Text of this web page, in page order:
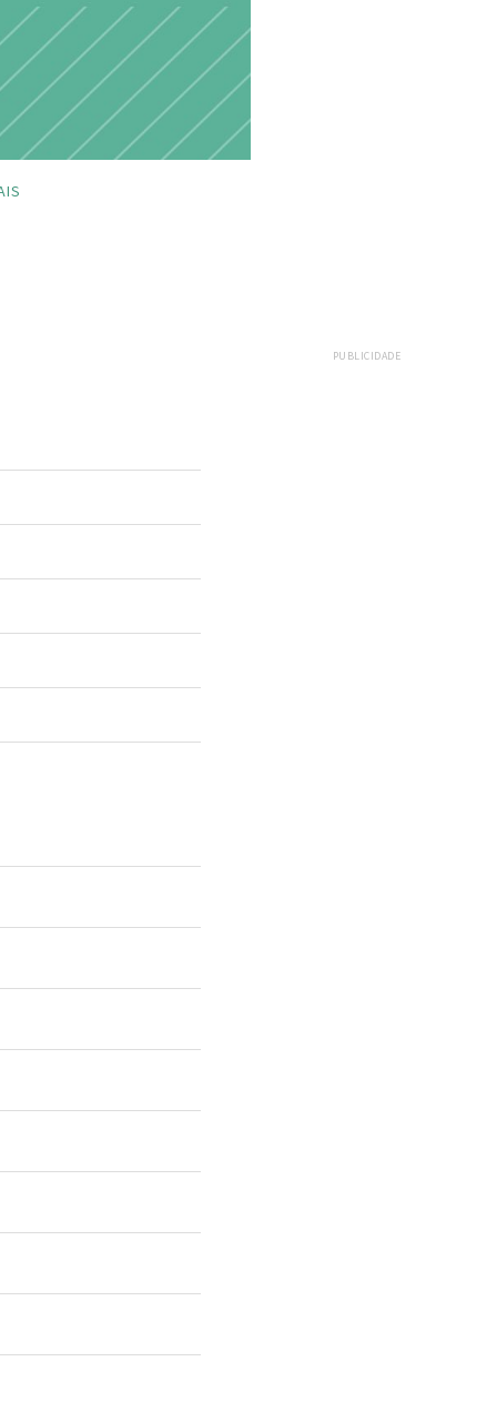
PUBLICIDADE